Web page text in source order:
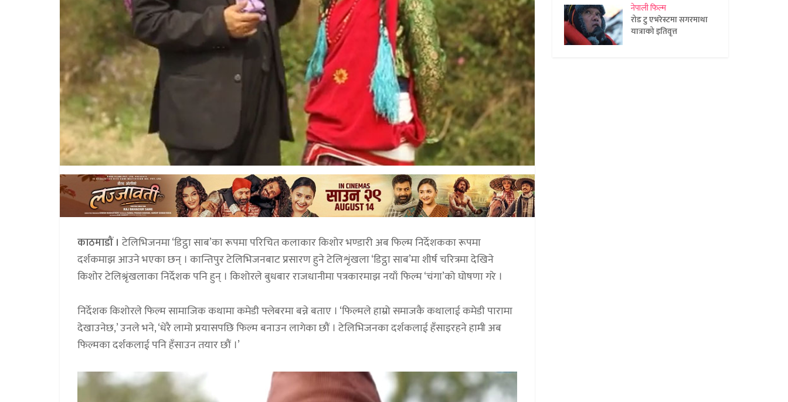
काठमाडौं । टेलिभिजनमा ‘डिट्ठा साब’का रूपमा परिचित कलाकार किशोर भण्डारी अब फिल्म निर्देशकका रूपमा
दर्शकमाझ आउने भएका छन् । कान्तिपुर टेलिभिजनबाट प्रसारण हुने टेलिशृंखला ‘डिट्ठा साब’मा शीर्ष चरित्रमा देखिने
किशोर टेलिश्रृंखलाका निर्देशक पनि हुन् । किशोरले बुधबार राजधानीमा पत्रकारमाझ नयाँ फिल्म ‘चंगा’को घोषणा गरे ।
निर्देशक किशोरले फिल्म सामाजिक कथामा कमेडी फ्लेबरमा बन्ने बताए । ‘फिल्मले हाम्रो समाजकै कथालाई कमेडी पारामा
देखाउनेछ,’ उनले भने, ‘धेरै लामो प्रयासपछि फिल्म बनाउन लागेका छौं । टेलिभिजनका दर्शकलाई हँसाइरहने हामी अब
फिल्मका दर्शकलाई पनि हँसाउन तयार छौं ।’
नेपाली फिल्म
रोड टु एभरेस्टमा सगरमाथा
यात्राको इतिवृत्त